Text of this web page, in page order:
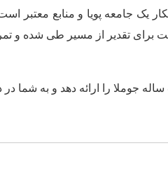
تقدیر از مسیر طی شده و
جوملا را ارائه دهد و به شما